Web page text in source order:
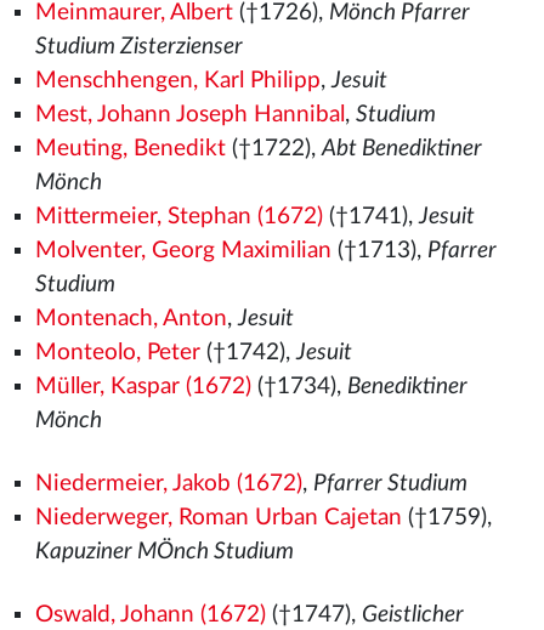
Meinmaurer, Albert(†1726), Mönch Pfarrer
Studium Zisterzienser
Menschhengen, Karl Philipp,Jesuit
Mest, Johann Joseph Hannibal , Studium
Meuting, Benedikt(†1722),Abt Benediktiner
Mönch
Mittermeier, Stephan (1672)(†1741),Jesuit
Molventer, Georg Maximilian (†1713), Pfarrer
Studium
Montenach, Anton,Jesuit
Monteolo, Peter(†1742),Jesuit
Müller, Kaspar (1672)(†1734), Benediktiner
Mönch
Niedermeier, Jakob (1672), Pfarrer Studium
Niederweger, Roman Urban Cajetan (†1759),
Kapuziner MÖnch Studium
Oswald, Johann (1672)(†1747), Geistlicher